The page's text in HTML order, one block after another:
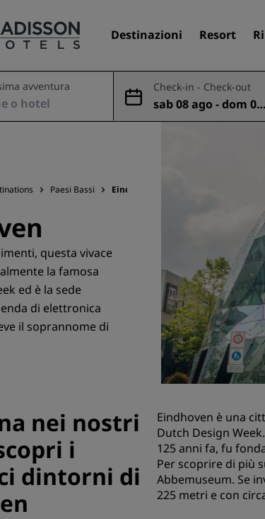
Destinazioni Resort
avventura Check-in - Check-out
sab 08 ago - dom 09
ago
Paesi Bassi Eindhoven
questa vivace
la famosa
ed è la sede
di elettronica
il soprannome di
nei nostri
i
dintorni di
Eindhoven è una
Dutch Design
125 anni fa, fu
Per scoprire di più
Abbemuseum. Se
225 metri e con